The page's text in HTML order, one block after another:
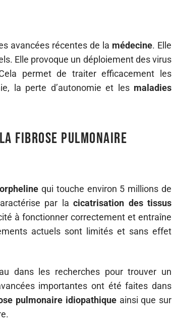
avancées récentes de la médecine. Elle
Elle provoque un déploiement des virus
permet de traiter efficacement les
la perte d’autonomie et les maladies
fibrose pulmonaire
qui touche environ 5 millions de
par lacicatrisation des tissus
à fonctionner correctement et entraîne
actuels sont limités et sans effet
dans les recherches pour trouver un
importantes ont été faites dans
pulmonaire idiopathiqueainsi que sur